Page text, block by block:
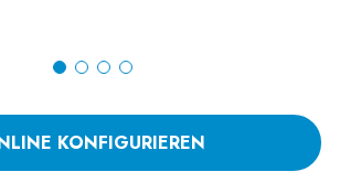
KONFIGURIEREN